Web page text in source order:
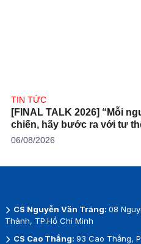
TIN TỨC
[FINAL TALK 2026] “Mỗi
chiến, hãy bước ra với tư
06/08/2026
CS Nguyễn Văn Tráng: 08
Thành, TP.Hồ Chí Minh
CS Cao Thắng: 93 Cao Thắng,